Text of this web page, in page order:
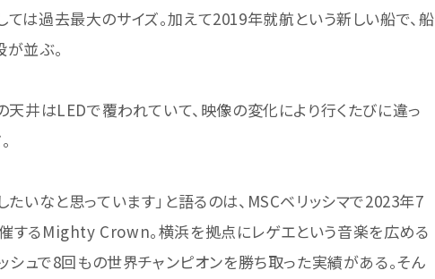
は過去最大のサイズ。加えて2019年就航という新しい船で、船
並ぶ。
井はLEDで覆われていて、映像の変化により行くたびに違っ
たいなと思っています」と語るのは、MSCベリッシマで2023年7
するMighty Crown。横浜を拠点にレゲエという音楽を広める
シュで8回もの世界チャンピオンを勝ち取った実績がある。そん